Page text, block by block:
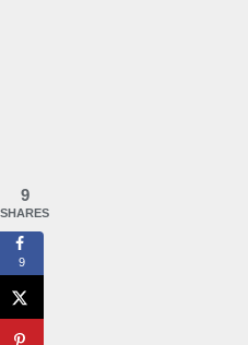
9
SHARES
9